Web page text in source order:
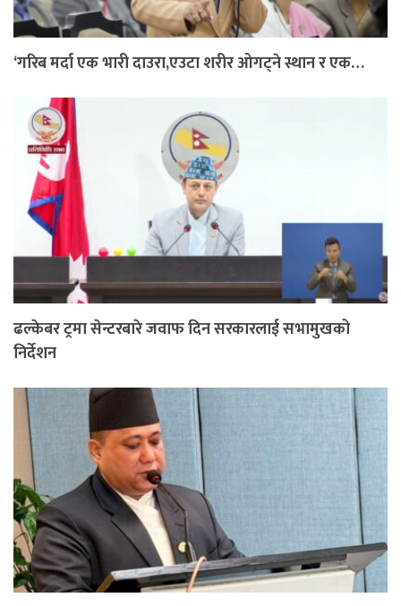
‘गरिब मर्दा एक भारी दाउरा,एउटा शरीर ओगट्ने स्थान र एक…
ढल्केबर ट्रमा सेन्टरबारे जवाफ दिन सरकारलाई सभामुखको
निर्देशन